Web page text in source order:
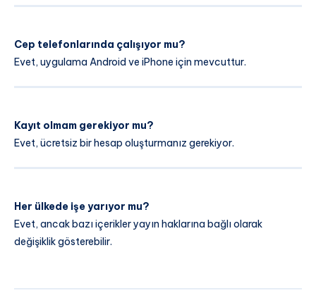
Cep telefonlarında çalışıyor mu?
Evet, uygulama Android ve iPhone için mevcuttur.
Kayıt olmam gerekiyor mu?
Evet, ücretsiz bir hesap oluşturmanız gerekiyor.
Her ülkede işe yarıyor mu?
Evet, ancak bazı içerikler yayın haklarına bağlı olarak
değişiklik gösterebilir.